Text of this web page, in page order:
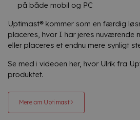
på både mobil og PC
Uptimast® kommer som en færdig
placeres, hvor I har jeres nuværende
eller placeres et endnu mere synligt
Se med i videoen her, hvor Ulrik fra
produktet.
Mere om Uptimast